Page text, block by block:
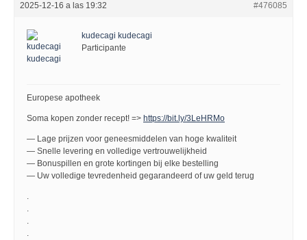
2025-12-16 a las 19:32 #476085
kudecagi kudecagi
Participante
Europese apotheek
Soma kopen zonder recept! => https://bit.ly/3LeHRMo
— Lage prijzen voor geneesmiddelen van hoge kwaliteit
— Snelle levering en volledige vertrouwelijkheid
— Bonuspillen en grote kortingen bij elke bestelling
— Uw volledige tevredenheid gegarandeerd of uw geld terug
.
.
.
.